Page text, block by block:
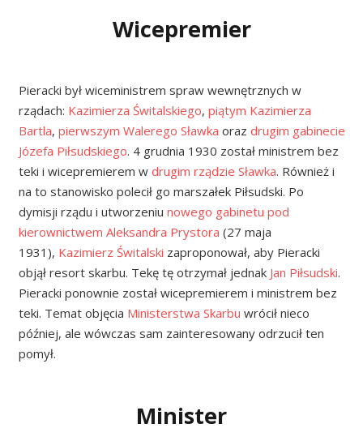
Wicepremier
Pieracki był wiceministrem spraw wewnętrznych w
rządach: Kazimierza Świtalskiego, piątym Kazimierza
Bartla, pierwszym Walerego Sławka oraz drugim gabinecie
Józefa Piłsudskiego. 4 grudnia 1930 został ministrem bez
teki i wicepremierem w drugim rządzie Sławka. Również i
na to stanowisko polecił go marszałek Piłsudski. Po
dymisji rządu i utworzeniu nowego gabinetu pod
kierownictwem Aleksandra Prystora (27 maja
1931), Kazimierz Świtalski zaproponował, aby Pieracki
objął resort skarbu. Tekę tę otrzymał jednak Jan Piłsudski.
Pieracki ponownie został wicepremierem i ministrem bez
teki. Temat objęcia Ministerstwa Skarbu wrócił nieco
później, ale wówczas sam zainteresowany odrzucił ten
pomył.
Minister